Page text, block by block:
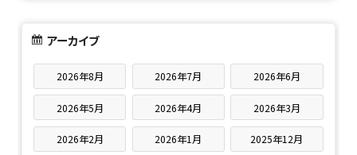
アーカイブ
2026年8月 2026年7月 2026年6月
2026年5月 2026年4月 2026年3月
2026年2月 2026年1月 2025年12月